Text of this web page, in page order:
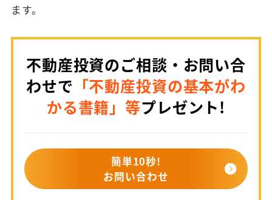
ます。
不動産投資のご相談・お問い合
わせで 「不動産投資の基本がわ
かる書籍」等プレゼント!
簡単10秒!
お問い合わせ